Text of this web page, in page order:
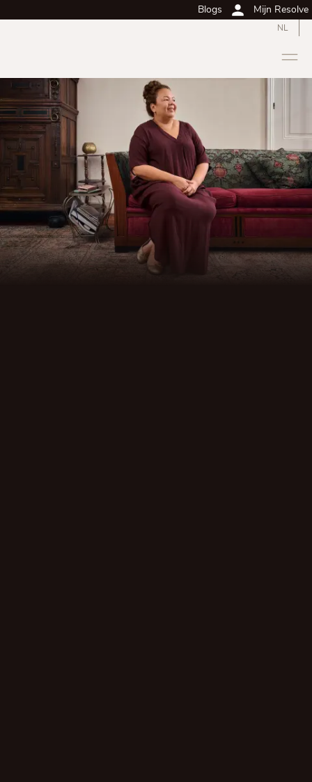
Blogs Mijn Resolve
NL